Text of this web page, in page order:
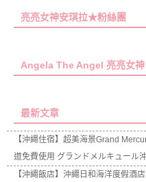
亮亮女神安琪拉★粉絲團
Angela The Angel 亮亮女神
最新文章
【沖繩住宿】超美海景Grand
道免費使用 グランドメルキュール
【沖繩飯店】沖繩日和海洋度假酒